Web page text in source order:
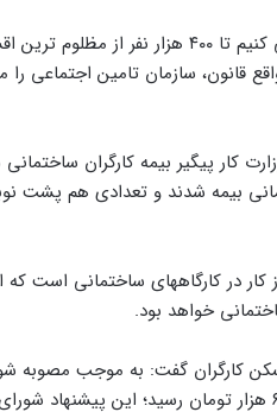
اسماعیلی افزود: ما از این قانون استفاده می
قانون، سازمان تامین اجتماعی
کار پیگیر بیمه کارگران
بیمه شدند و تعدادی هم پشت
در کارگاههای ساختمانی است که
خواهد بود.
کارگران گفت: به موجب مصوبه
افزایش پیدا کرد و از ۴۵۰ هزار تومان به ۶۵۰ هزار تومان